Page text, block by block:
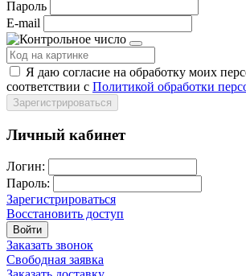
Пароль
E-mail
Я даю согласие на обработку моих
соответствии с Политикой обработки
Зарегистрироваться
Личный кабинет
Логин:
Пароль:
Зарегистрироваться
Восстановить доступ
Войти
Заказать звонок
Свободная заявка